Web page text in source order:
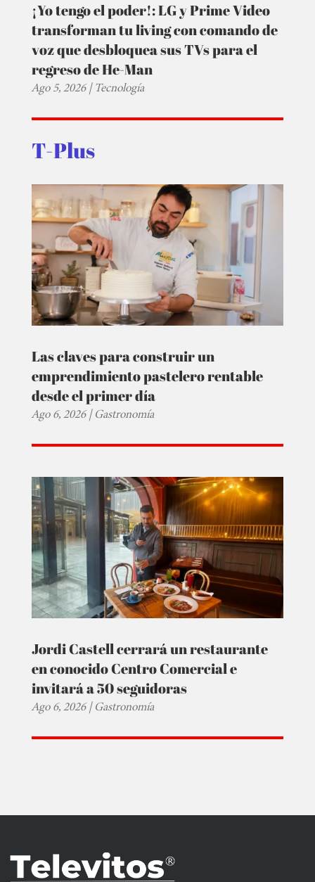
¡Yo tengo el poder!: LG y Prime Video
transforman tu living con comando de
voz que desbloquea sus TVs para el
regreso de He-Man
Ago 5, 2026|Tecnología
T-Plus
Las claves para construir un
emprendimiento pastelero rentable
desde el primer día
Ago 6, 2026|Gastronomía
Jordi Castell cerrará un restaurante
en conocido Centro Comercial e
invitará a 50 seguidoras
Ago 6, 2026|Gastronomía